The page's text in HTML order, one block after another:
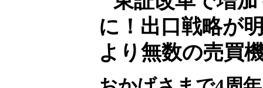
東証改革で増加
に！出口戦略が
より無数の売買